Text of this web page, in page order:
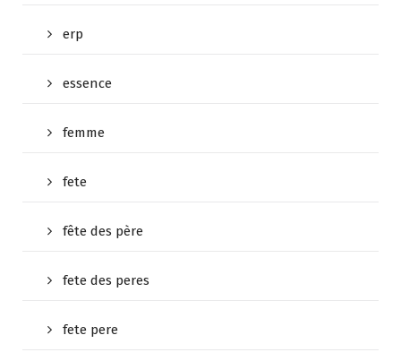
erp
essence
femme
fete
fête des père
fete des peres
fete pere